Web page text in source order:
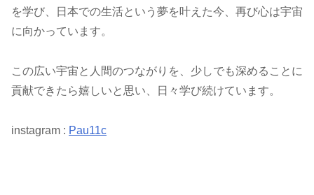
を学び、日本での生活という夢を叶えた今、再び心は宇宙
に向かっています。
この広い宇宙と人間のつながりを、少しでも深めることに
貢献できたら嬉しいと思い、日々学び続けています。
instagram : Pau11c